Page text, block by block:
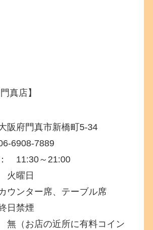
真店】
阪府門真市新橋町5-34
6908-7889
11:30～21:00
曜日
ンター席、テーブル席
禁煙
（お店の近所に有料コイン